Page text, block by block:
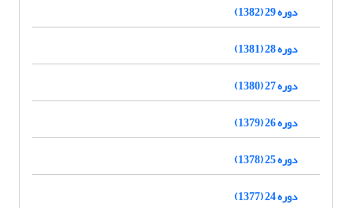
دوره 29 (1382)
دوره 28 (1381)
دوره 27 (1380)
دوره 26 (1379)
دوره 25 (1378)
دوره 24 (1377)